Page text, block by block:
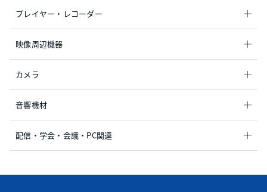
プレイヤー・レコーダー
映像周辺機器
カメラ
音響機材
配信・学会・会議・PC関連